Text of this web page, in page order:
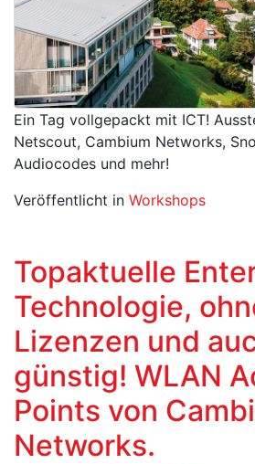
Ein Tag vollgepackt mit ICT!
Netscout, Cambium Networks,
Audiocodes und mehr!
Veröffentlicht in Workshops
Topaktuelle
Technologie,
Lizenzen und
günstig! WLAN
Points von
Networks.